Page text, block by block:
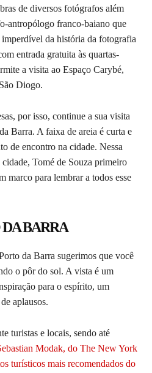
de diversos fotógrafos além
antropólogo franco-baiano que
da história da fotografia
entrada gratuita às quartas-
a visita ao Espaço Carybé,
Diogo.
por isso, continue a sua visita
Barra. A faixa de areia é curta e
de encontro na cidade. Nessa
Tomé de Souza primeiro
marco para lembrar a todos esse
BARRA
da Barra sugerimos que você
o pôr do sol. A vista é um
para o espírito, um
aplausos.
turistas e locais, sendo até
Modak, do The New York
turísticos mais recomendados do